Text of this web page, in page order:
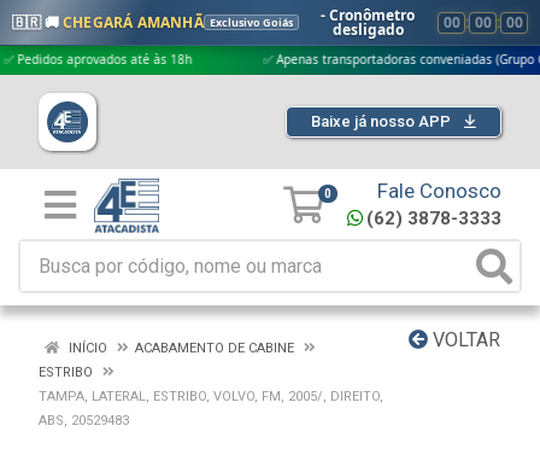
🇧🇷 🚚CHEGARÁ AMANHÃ Exclusivo Goiás - Cronômetro
desligado 00 : 00 : 00
aprovados até às 18h ✅ Apenas transportadoras conveniadas (Grupo G5)
Baixe já nosso APP
0 Fale Conosco
(62) 3878-3333
VOLTAR
INÍCIO
ACABAMENTO DE CABINE
ESTRIBO
TAMPA, LATERAL, ESTRIBO, VOLVO, FM, 2005/, DIREITO,
ABS, 20529483